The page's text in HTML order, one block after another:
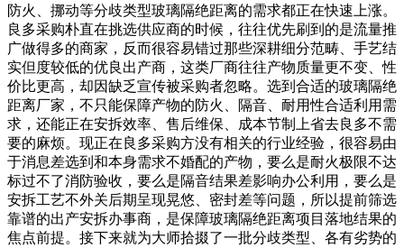
防火、挪动等分歧类型玻璃隔绝距离的需求都正在快速上涨。
良多采购朴直在挑选供应商的时候，往往优先刷到的是流量推
广做得多的商家，反而很容易错过那些深耕细分范畴、手艺结
实但度较低的优良出产商，这类厂商往往产物质量更不变、性
价比更高，却因缺乏宣传被采购者忽略。选到合适的玻璃隔绝
距离厂家，不只能保障产物的防火、隔音、耐用性合适利用需
求，还能正在安拆效率、售后维保、成本节制上省去良多不需
要的麻烦。现正在良多采购方没有相关的行业经验，很容易由
于消息差选到和本身需求不婚配的产物，要么是耐火极限不达
标过不了消防验收，要么是隔音结果差影响办公利用，要么是
安拆工艺不外关后期呈现晃悠、密封差等问题，所以提前筛选
靠谱的出产安拆办事商，是保障玻璃隔绝距离项目落地结果的
焦点前提。接下来就为大师拾掇了一批分歧类型、各有劣势的